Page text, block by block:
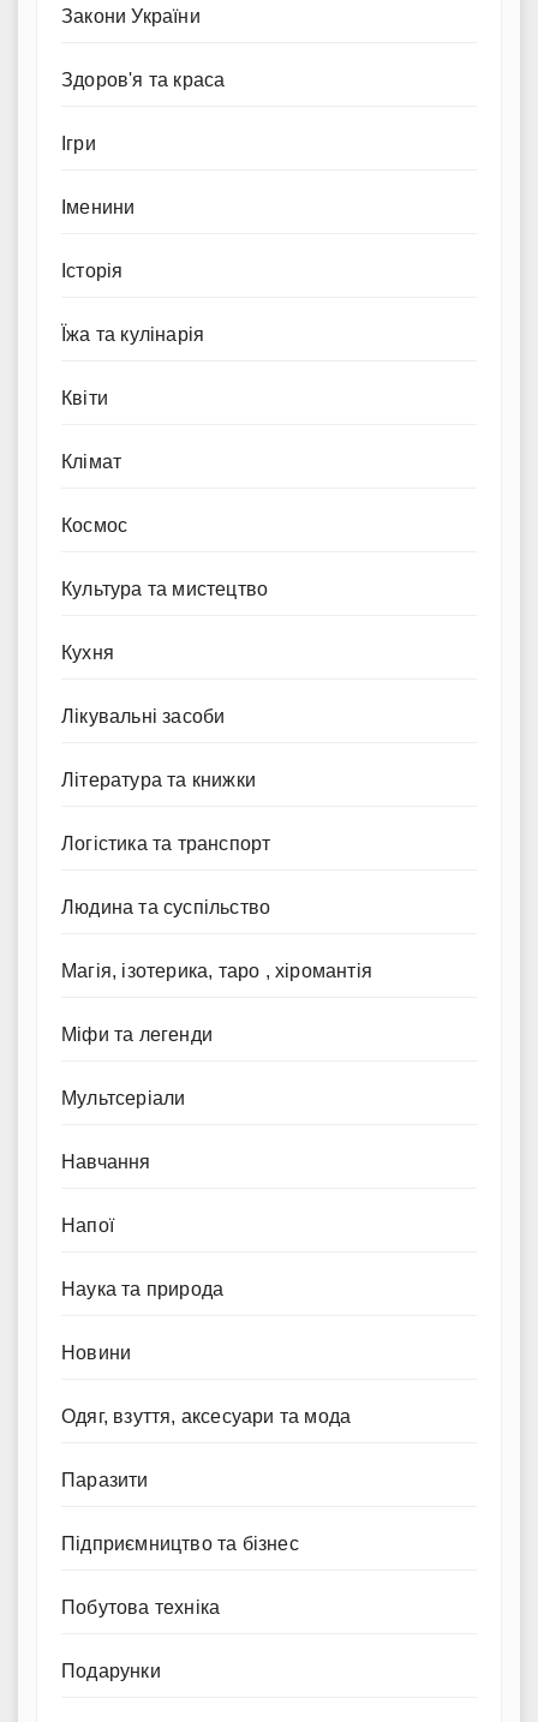
Закони України
Здоров'я та краса
Ігри
Іменини
Історія
Їжа та кулінарія
Квіти
Клімат
Космос
Культура та мистецтво
Кухня
Лікувальні засоби
Література та книжки
Логістика та транспорт
Людина та суспільство
Магія, ізотерика, таро , хіромантія
Міфи та легенди
Мультсеріали
Навчання
Напої
Наука та природа
Новини
Одяг, взуття, аксесуари та мода
Паразити
Підприємництво та бізнес
Побутова техніка
Подарунки